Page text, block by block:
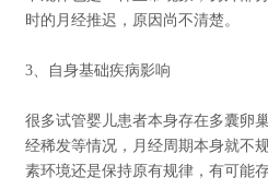
时的月经推迟，原因尚不清楚。
3、自身基础疾病影响
很多试管婴儿患者本身存在多囊卵
经稀发等情况，月经周期本身就不
素环境还是保持原有规律，有可能